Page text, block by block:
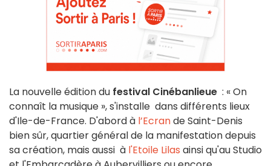
La nouvelle édition du festival Cinébanlieue : « On
connaît la musique », s'installe dans différents lieux
d'Ile-de-France. D'abord à l’Ecrande Saint-Denis
bien sûr, quartier général de la manifestation depuis
sa création, mais aussi à l'Etoile Lilas ainsi qu'au Studio